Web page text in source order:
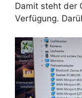
Damit steht der
Verfügung.